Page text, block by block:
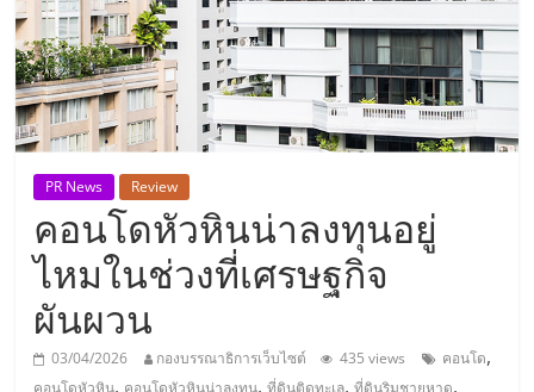
ThaiSMEsCenter,
รวม
ธุรกิจ
เอ
ส
PR News Review
คอนโดหัวหินน่าลงทุนอยู่
ไหมในช่วงที่เศรษฐกิจ
ผันผวน
03/04/2026 กองบรรณาธิการเว็บไซต์ 435 views คอนโด,
, , , ,